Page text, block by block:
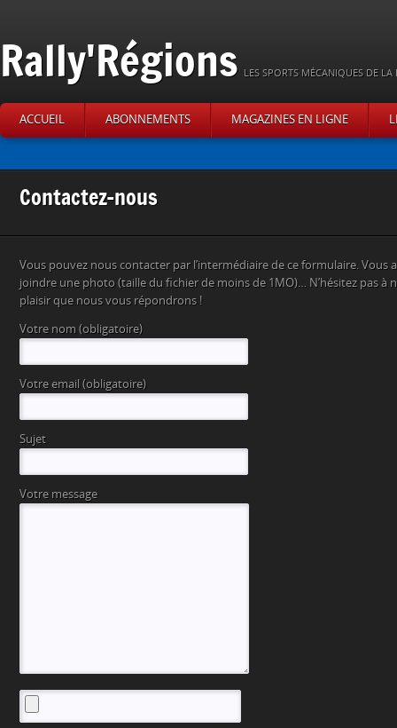
Rally'Régions LES SPORTS MÉCANIQUES DE
ACCUEIL ABONNEMENTS MAGAZINES EN LIGNE
Contactez-nous
Vous pouvez nous contacter par l’intermédiaire de ce formulaire. Vous
joindre une photo (taille du fichier de moins de 1MO)… N’hésitez pas à
plaisir que nous vous répondrons !
Votre nom (obligatoire)
Votre email (obligatoire)
Sujet
Votre message